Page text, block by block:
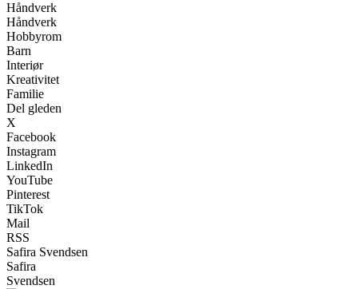
Håndverk
Håndverk
Hobbyrom
Barn
Interiør
Kreativitet
Familie
Del gleden
X
Facebook
Instagram
LinkedIn
YouTube
Pinterest
TikTok
Mail
RSS
Safira Svendsen
Safira
Svendsen